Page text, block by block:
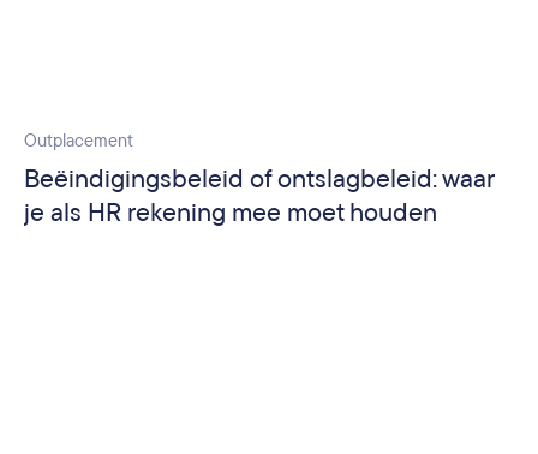
Outplacement
Beëindigingsbeleid of ontslagbeleid: waar
je als HR rekening mee moet houden